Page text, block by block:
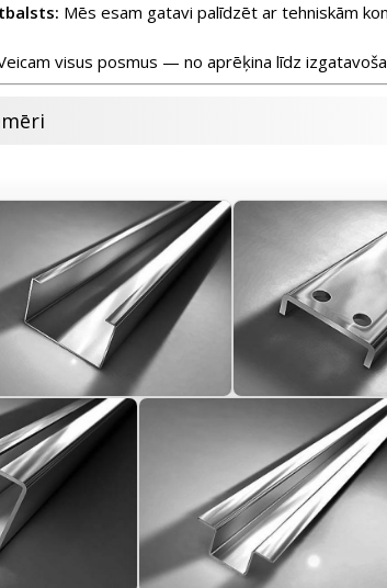
Mēs esam gatavi palīdzēt ar tehniskām
visus posmus — no aprēķina līdz